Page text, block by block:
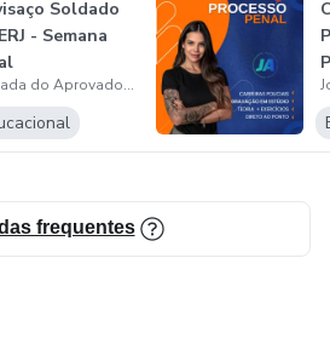
Soldado
- Semana
Jornada do Aprovado - Projeto Aprovação
frequentes